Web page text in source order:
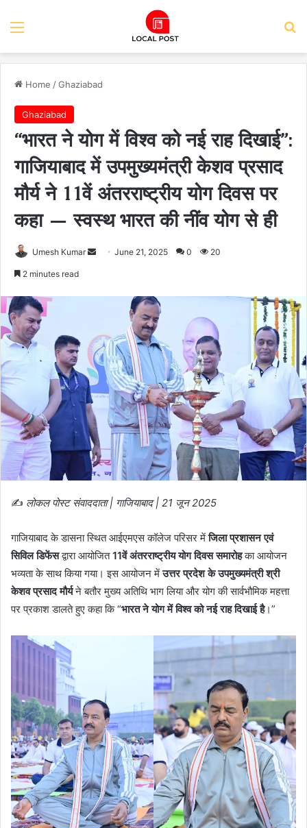
Menu
Home /Ghaziabad
Ghaziabad
“भारत ने योग में विश्व को नई राह दिखाई”:
गाजियाबाद में उपमुख्यमंत्री केशव प्रसाद
मौर्य ने 11वें अंतरराष्ट्रीय योग दिवस पर
कहा — स्वस्थ भारत की नींव योग से ही
Umesh Kumar
SendJune 21, 2025 0 20
2 minutes read
✍️ लोकल पोस्ट संवाददाता | गाजियाबाद | 21 जून 2025
गाजियाबाद के डासना स्थित आईएमएस कॉलेज परिसर मेंजिला प्रशासन एवं
सिविल डिफेंसद्वारा आयोजित11वें अंतरराष्ट्रीय योग दिवस समारोहका आयोजन
भव्यता के साथ किया गया। इस आयोजन मेंउत्तर प्रदेश के उपमुख्यमंत्री श्री
केशव प्रसाद मौर्यने बतौर मुख्य अतिथि भाग लिया और योग की सार्वभौमिक महत्ता
पर प्रकाश डालते हुए कहा कि “भारत ने योग में विश्व को नई राह दिखाई है।”